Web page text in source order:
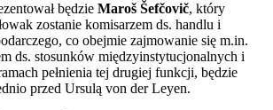
będzie Maroš Šefčovič, który
zostanie komisarzem ds. handlu i
co obejmie zajmowanie się m.in.
ds. stosunków międzyinstytucjonalnych i
pełnienia tej drugiej funkcji, będzie
przed Ursulą von der Leyen.